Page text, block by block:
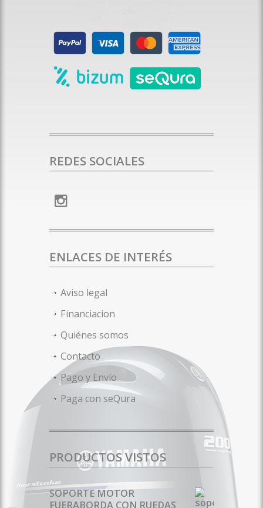
REDES SOCIALES
ENLACES DE INTERÉS
Aviso legal
Financiacion
Quiénes somos
Contacto
Pago y Envío
Paga con seQura
PRODUCTOS VISTOS
SOPORTE MOTOR
FUERABORDA CON RUEDAS